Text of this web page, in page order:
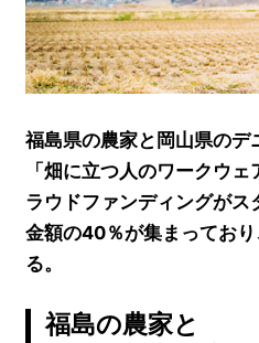
福島県の農家と岡山県のデ
「畑に立つ人のワークウ
ラウドファンディングが
金額の40％が集まってお
る。
福島の農家と